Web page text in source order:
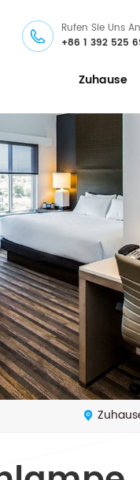
Rufen Sie Uns An
+86 1 392 525
Zuhause